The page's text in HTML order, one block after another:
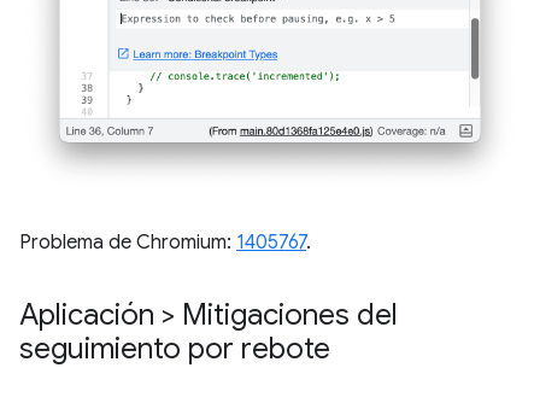
Problema de Chromium: 1405767.
Aplicación > Mitigaciones del
seguimiento por rebote